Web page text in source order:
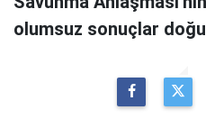
olumsuz sonuçlar